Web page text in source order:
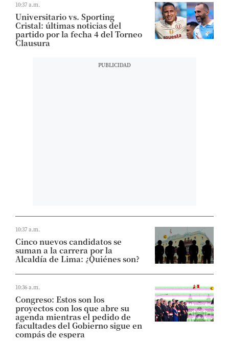
10:37 a.m.
Universitario vs. Sporting
Cristal: últimas noticias del
partido por la fecha 4 del Torneo
Clausura
10:37 a.m.
Cinco nuevos candidatos se
suman a la carrera por la
Alcaldía de Lima: ¿Quiénes son?
10:36 a.m.
Congreso: Estos son los
proyectos con los que abre su
agenda mientras el pedido de
facultades del Gobierno sigue en
compás de espera